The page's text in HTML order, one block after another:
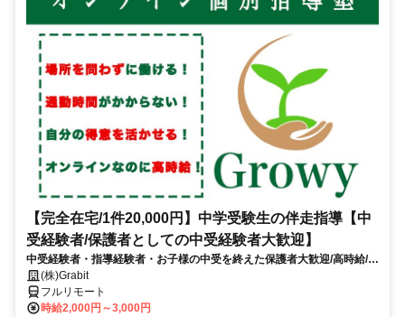
【完全在宅/1件20,000円】中学受験生の伴走指導【中
受経験者/保護者としての中受経験者大歓迎】
中受経験者・指導経験者・お子様の中受を終えた保護者大歓迎/高時給/週
1〜OK！/面接〜研修までオンライン完結
(株)Grabit
フルリモート
時給2,000円～3,000円